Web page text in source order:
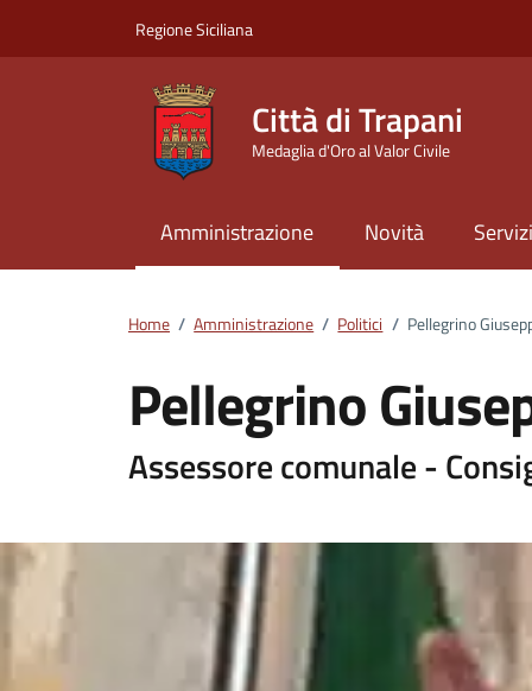
Regione Siciliana
Città di Trapani
Medaglia d'Oro al Valor Civile
Amministrazione Novità
Home / Amministrazione / Politici / Pellegrino
Pellegrino
Dettagli della
Assessore comunale -